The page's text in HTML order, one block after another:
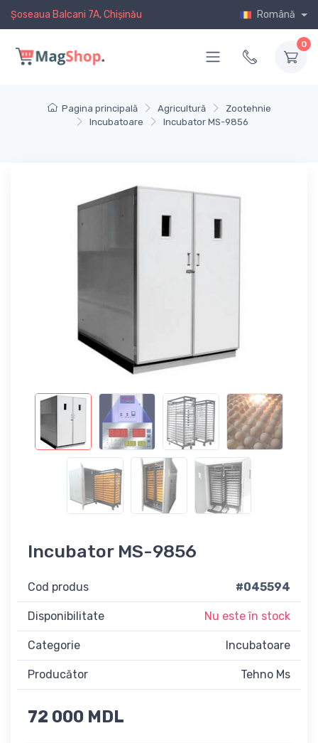
Șoseaua Balcani 7A, Chișinău Română
0
Pagina principală Agricultură
Zootehnie
Incubatoare
Incubator MS-9856
Incubator MS-9856
Cod produs #045594
Disponibilitate Nu este în stock
Categorie Incubatoare
Producător Tehno Ms
72 000 MDL